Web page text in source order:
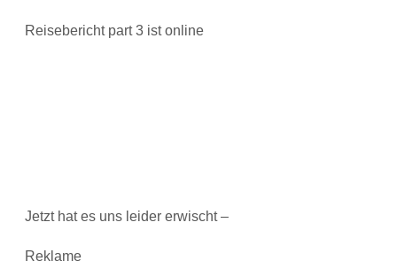
Reisebericht part 3 ist online
Jetzt hat es uns leider erwischt –
Reklame